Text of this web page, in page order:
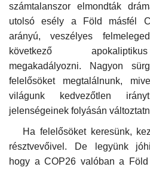
számtalanszor elmondták
utolsó esély a Föld másfél
arányú, veszélyes
következő
megakadályozni. Nagyon
felelősöket megtalálnunk,
világunk kedvezőtlen
jelenségeinek folyásán
Ha felelősöket keresünk,
résztvevőivel. De legyünk
hogy a COP26 valóban a